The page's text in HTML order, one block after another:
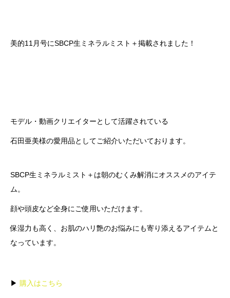
美的11月号にSBCP生ミネラルミスト＋掲載されました！
モデル・動画クリエイターとして活躍されている
石田亜美様の愛用品としてご紹介いただいております。
SBCP生ミネラルミスト＋は朝のむくみ解消にオススメのアイテ
ム。
顔や頭皮など全身にご使用いただけます。
保湿力も高く、お肌のハリ艶のお悩みにも寄り添えるアイテムと
なっています。
▶︎ 購入はこちら